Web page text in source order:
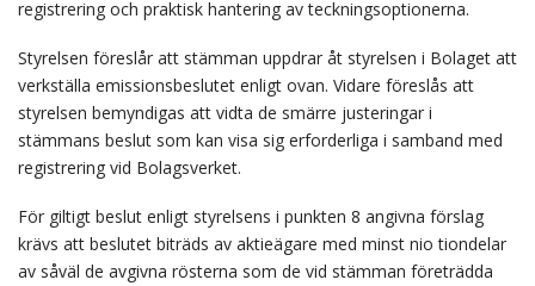
registrering och praktisk hantering av teckningsoptionerna.
Styrelsen föreslår att stämman uppdrar åt styrelsen i Bolaget att
verkställa emissionsbeslutet enligt ovan. Vidare föreslås att
styrelsen bemyndigas att vidta de smärre justeringar i
stämmans beslut som kan visa sig erforderliga i samband med
registrering vid Bolagsverket.
För giltigt beslut enligt styrelsens i punkten 8 angivna förslag
krävs att beslutet biträds av aktieägare med minst nio tiondelar
av såväl de avgivna rösterna som de vid stämman företrädda